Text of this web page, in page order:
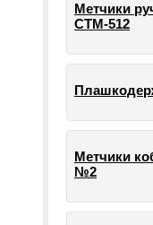
Метчики
СТМ-512
Метчики
№2